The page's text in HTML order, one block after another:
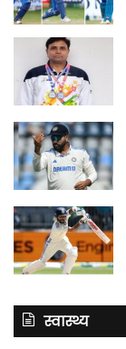
स्वास्थ्य